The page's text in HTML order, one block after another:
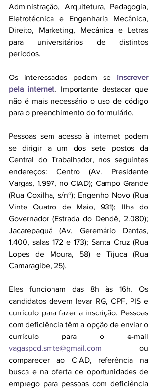
Administração, Arquitetura, Pedagogia,
Eletrotécnica e Engenharia Mecânica,
Direito, Marketing, Mecânica e Letras
para universitários de distintos
períodos.
Os interessados podem se inscrever
pela internet. Importante destacar que
não é mais necessário o uso de código
para o preenchimento do formulário.
Pessoas sem acesso à internet podem
se dirigir a um dos sete postos da
Central do Trabalhador, nos seguintes
endereços: Centro (Av. Presidente
Vargas, 1.997, no CIAD); Campo Grande
(Rua Coxilha, s/nº); Engenho Novo (Rua
Vinte Quatro de Maio, 931); Ilha do
Governador (Estrada do Dendê, 2.080);
Jacarepaguá (Av. Geremário Dantas,
1.400, salas 172 e 173); Santa Cruz (Rua
Lopes de Moura, 58) e Tijuca (Rua
Camaragibe, 25).
Eles funcionam das 8h às 16h. Os
candidatos devem levar RG, CPF, PIS e
currículo para fazer a inscrição. Pessoas
com deficiência têm a opção de enviar o
vagaspcd.smte@gmail.com ou
comparecer ao CIAD, referência na
busca e na oferta de oportunidades de
emprego para pessoas com deficiência